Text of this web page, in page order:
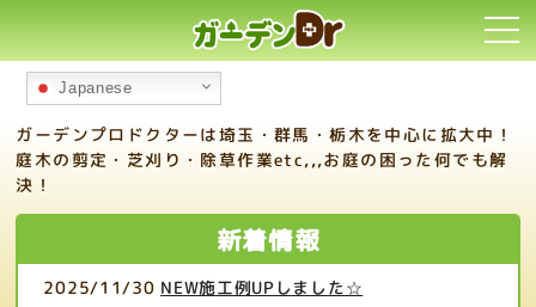
Japanese
ガーデンプロドクターは埼玉・群馬・栃木を中心に拡大中！
庭木の剪定・芝刈り・除草作業etc,,,お庭の困った何でも解
決！
新着情報
2025/11/30 NEW施工例UPしました☆